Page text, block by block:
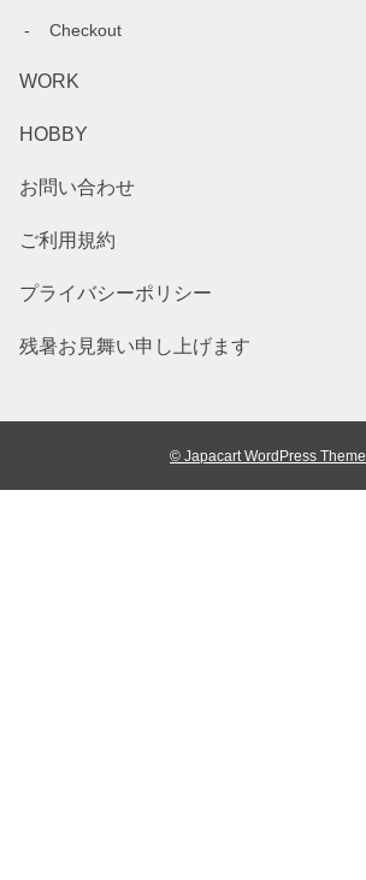
Checkout
WORK
HOBBY
お問い合わせ
ご利用規約
プライバシーポリシー
残暑お見舞い申し上げます
© Japacart WordPress Theme.